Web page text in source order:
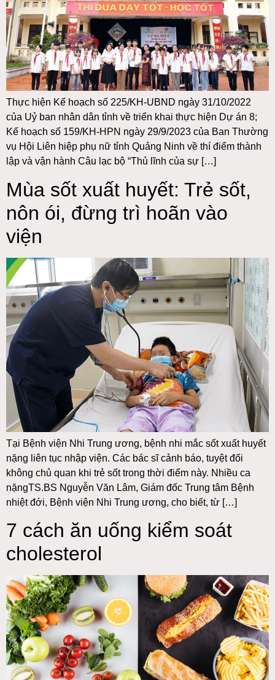
Thực hiện Kế hoạch số 225/KH-UBND ngày 31/10/2022
của Uỷ ban nhân dân tỉnh về triển khai thực hiện Dự án 8;
Kế hoạch số 159/KH-HPN ngày 29/9/2023 của Ban Thường
vụ Hội Liên hiệp phụ nữ tỉnh Quảng Ninh về thí điểm thành
lập và vận hành Câu lạc bộ “Thủ lĩnh của sự […]
Mùa sốt xuất huyết: Trẻ sốt,
nôn ói, đừng trì hoãn vào
viện
Tại Bệnh viện Nhi Trung ương, bệnh nhi mắc sốt xuất huyết
nặng liên tục nhập viện. Các bác sĩ cảnh báo, tuyệt đối
không chủ quan khi trẻ sốt trong thời điểm này. Nhiều ca
nặngTS.BS Nguyễn Văn Lâm, Giám đốc Trung tâm Bệnh
nhiệt đới, Bệnh viện Nhi Trung ương, cho biết, từ […]
7 cách ăn uống kiểm soát
cholesterol